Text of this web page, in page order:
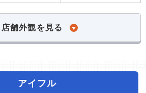
店舗外観を見る
アイフル